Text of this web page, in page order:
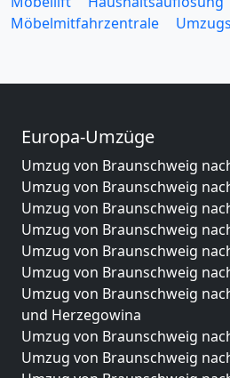
Möbelmitfahrzentrale
Europa-Umzüge
Umzug von Braunschweig
Umzug von Braunschweig
Umzug von Braunschweig
Umzug von Braunschweig
Umzug von Braunschweig
Umzug von Braunschweig
Umzug von Braunschweig
und Herzegowina
Umzug von Braunschweig
Umzug von Braunschweig